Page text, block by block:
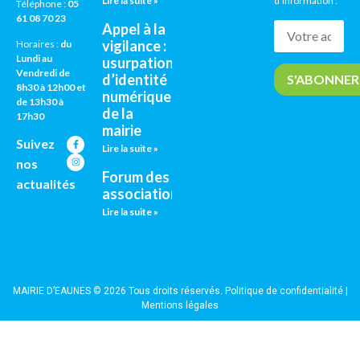
Téléphone : 05
61 08 70 23
Horaires : du
Lundi au
Vendredi de
8h30 à 12h00 et
de 13h30 à
17h30
Suivez
nos
actualités
Appel à la
vigilance :
usurpation
d’identité
numérique
de la
mairie
Lire la suite »
Forum des
associations
Lire la suite »
MAIRIE D’EAUNES © 2026 Tous droits réservés. Politique de confidentialité|
Mentions légales